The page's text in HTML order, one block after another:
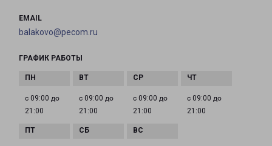
EMAIL
balakovo@pecom.ru
ГРАФИК РАБОТЫ
с 09:00 до
21:00
с 09:00 до
21:00
с 09:00 до
21:00
с 09:00 до
21:00